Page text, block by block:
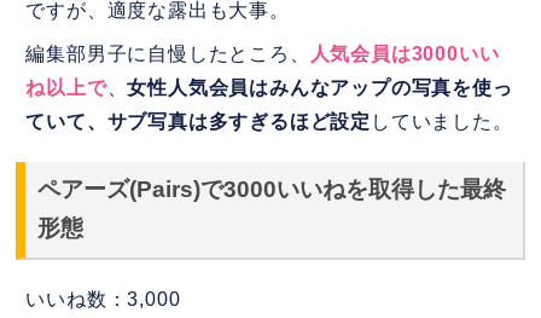
ですが、適度な露出も大事。
編集部男子に自慢したところ、
人気会員は3000いい
ね以上で、女性人気会員はみんなアップの写真を使っ
ていて、サブ写真は多すぎるほど設定 していました。
ペアーズ(Pairs)で3000いいねを取得した最終
形態
いいね数：3,000